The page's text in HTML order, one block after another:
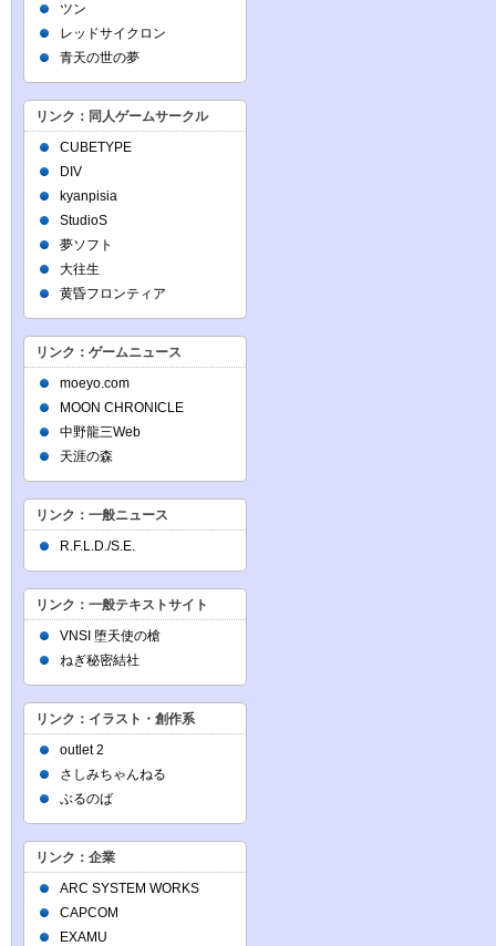
ツン
レッドサイクロン
青天の世の夢
リンク：同人ゲームサークル
CUBETYPE
DIV
kyanpisia
StudioS
夢ソフト
大往生
黄昏フロンティア
リンク：ゲームニュース
moeyo.com
MOON CHRONICLE
中野龍三Web
天涯の森
リンク：一般ニュース
R.F.L.D./S.E.
リンク：一般テキストサイト
VNSI 堕天使の槍
ねぎ秘密結社
リンク：イラスト・創作系
outlet 2
さしみちゃんねる
ぶるのば
リンク：企業
ARC SYSTEM WORKS
CAPCOM
EXAMU